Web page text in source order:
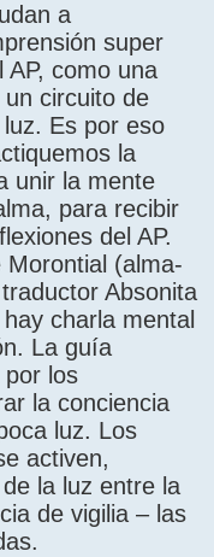
a
super
AP, como una
circuito de
Es por eso
la
unir la mente
para recibir
del AP.
(alma-
Absonita
charla mental
La guía
por los
la conciencia
luz. Los
activen,
la luz entre la
de vigilia – las